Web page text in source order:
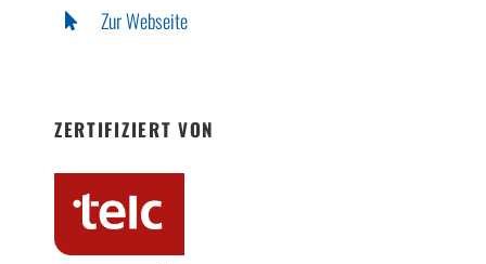
Zur Webseite
ZERTIFIZIERT VON